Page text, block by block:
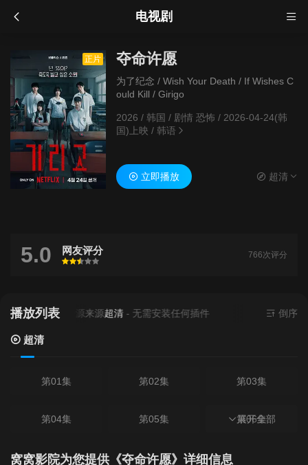
电视剧
正片 夺命许愿
为了纪念 / Wish Your Death / If Wishes C
ould Kill / Girigo
2026 / 韩国 / 剧情 恐怖/ 2026-04-24(韩
国)上映 / 韩语
立即播放 超清
5.0 网友评分
很差
较差还行推荐力荐
766次评分
播放列表当前资源来源超清- 无需安装任何插件 倒序
超清
第01集 第02集 第03集
第04集 第05集 第06集
第07集 第08集
展开全部
窝窝影院为您提供《夺命许愿》详细信息